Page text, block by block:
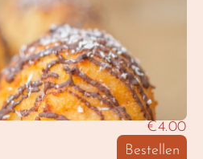
€4.00
Bestellen